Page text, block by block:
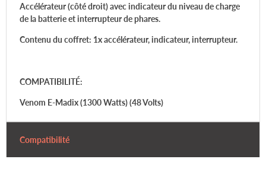
Accélérateur (côté droit) avecindicateur du niveau de charge
de la batterie et interrupteur de phares.
Contenu du coffret: 1x accélérateur, indicateur, interrupteur.
COMPATIBILITÉ:
Venom E-Madix (1300 Watts) (48 Volts)
Compatibilité